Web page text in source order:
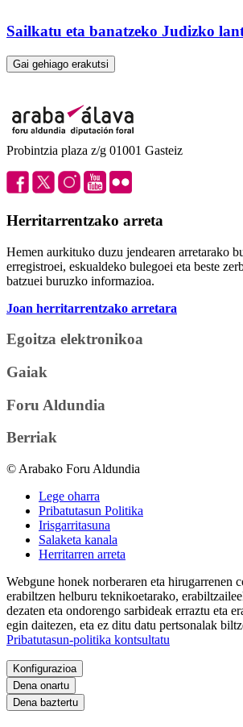
Sailkatu eta banatzeko Judizko
Gai gehiago erakutsi
Probintzia plaza z/g 01001 Gasteiz
Herritarrentzako arreta
Hemen aurkituko duzu jendearen arretarako
erregistroei, eskualdeko bulegoei eta beste
batzuei buruzko informazioa.
Joan herritarrentzako arretara
Egoitza elektronikoa
Gaiak
Foru Aldundia
Berriak
© Arabako Foru Aldundia
Lege oharra
Pribatutasun Politika
Irisgarritasuna
Salaketa kanala
Herritarren arreta
Webgune honek norberaren eta hirugarrenen
erabiltzen helburu teknikoetarako,
dezaten eta ondorengo sarbideak erraztu eta
egin daitezen, eta ez ditu datu pertsonalak
Pribatutasun-politika kontsultatu
Konfigurazioa
Dena onartu
Dena baztertu